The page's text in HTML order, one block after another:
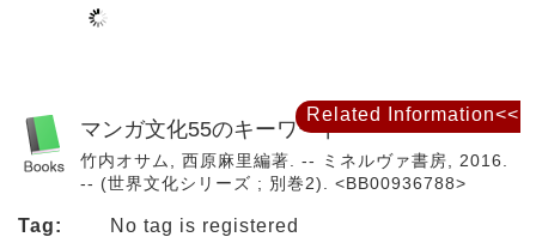
マンガ文化55のキーワード
竹内オサム, 西原麻里編著. -- ミネルヴァ書房, 2016.
-- (世界文化シリーズ ; 別巻2). <BB00936788>
Tag:
No tag is registered
Related Information<<